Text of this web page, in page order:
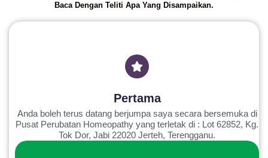
Baca Dengan Teliti Apa Yang Disampaikan.
Pertama
Anda boleh terus datang berjumpa saya secara bersemuka di
Pusat Perubatan Homeopathy yang terletak di : Lot 62852, Kg.
Tok Dor, Jabi 22020 Jerteh, Terengganu.